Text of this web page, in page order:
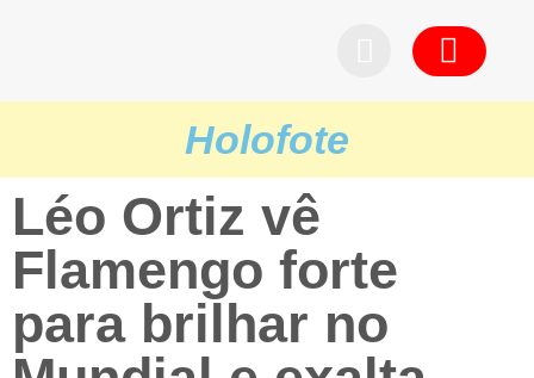
Holofote
Léo Ortiz vê
Flamengo forte
para brilhar no